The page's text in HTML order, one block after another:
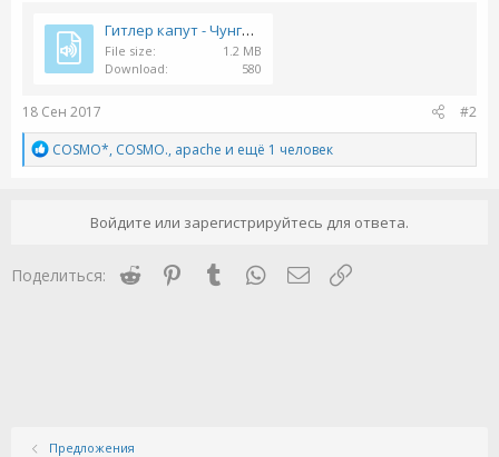
Гитлер капут - Чунга-Чанга на немецком.mp3
File size
1.2 MB
Download
580
18 Сен 2017
#2
Р
е
:
COSMO*, COSMO., apache и ещё 1 человек
Войдите или зарегистрируйтесь для ответа.
Поделиться: Reddit PinterestTumblr WhatsAppЭлектронная почта
Предложения